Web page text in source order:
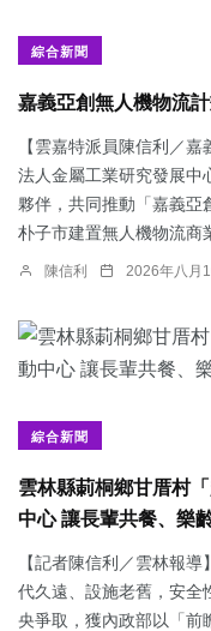
綜合新聞
嘉義亞創無人機物流
【雲嘉特派員陳信利／
法人金屬工業研究發展中
夥伴，共同推動「嘉義亞
朴子市建置無人機物流商
陳信利 2026年八月
綜合新聞
雲林縣莿桐鄉甘厝村
中心 讓長輩共餐、樂
【記者陳信利／雲林報
代久遠、設施老舊，安全
央爭取，獲內政部以「前